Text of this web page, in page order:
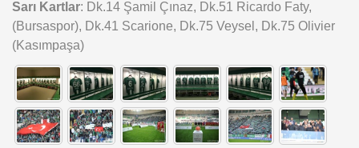
Sarı Kartlar: Dk.14 Şamil Çınaz, Dk.51 Ricardo Faty,
(Bursaspor), Dk.41 Scarione, Dk.75 Veysel, Dk.75 Olivier
(Kasımpaşa)